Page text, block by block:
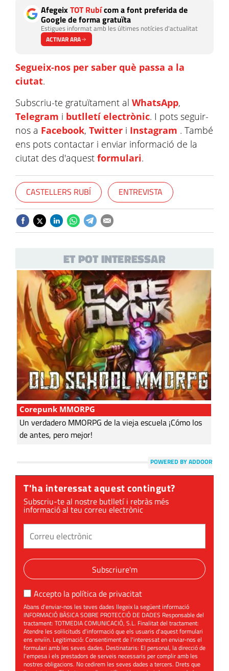
AfegeixTOT Rubícom a font preferida de
Google de forma gratuïta
Estigues informat amb les últimes notícies d'actualitat
ACTIVAR ARA
Segueix-nos per saber què passa a la
ciutat.
Subscriu-te gratuïtament al WhatsApp,
Telegram i butlletí electrònic. I pots seguir-
nos a Facebook, Twitter i Instagram . També
ens pots contactar i enviar informació de la
ciutat des d'aquest formulari.
CASTELLERS RUBÍ ENTREVISTA
ET POT INTERESSAR
Corepunk MMORPG
Un verdadero MMORPG de la vieja escuela ¡Cómo los
de antes, pero mejor!
POWERED BY ADDOOR
T'ha interessat aquest contingut?
Subscriu-te al nostre butlletí i rebràs més
informació al teu correu electrònic
Subscriure'm
Accepto la política de privacitat
Abans d'enviar-nos les teves dades llegeix la següent informació
INFORMACIÓ BÀSICA SOBRE PROTECCIÓ DE DADES Responsable del
tractament: TOTMEDIA COMUNICACIÓ, S.L. Finalitat del tractament:
Atendre les sol·licituds d'informació que els usuaris d'aquest formulari
ens enviïn. Legitimació: Consentiment de l'interessat en enviar-nos el
formulari amb les seves dades. Destinataris: El personal, la direcció de
l'empesa i els prestadors de serveis necessaris per complir amb les
nostres obligacions. No cedirem les seves dades a tercers. Drets que